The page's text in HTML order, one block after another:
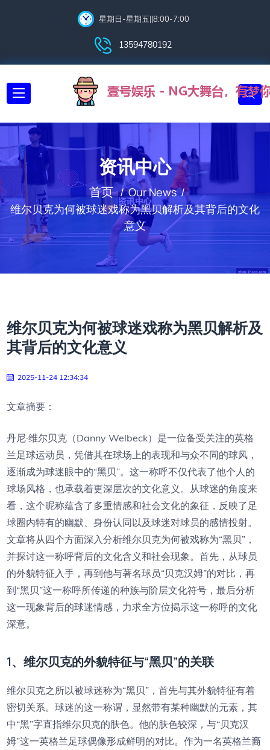
星期日-星期五||8:00-7:00
13594780192
资讯中心
首页
Our News
维尔贝克为何被球迷戏称为黑贝解析及其背后的文化
意义
维尔贝克为何被球迷戏称为黑贝解析及
其背后的文化意义
2025-11-24 12:34:34
文章摘要：
丹尼·维尔贝克（Danny Welbeck）是一位备受关注的英格
兰足球运动员，凭借其在球场上的表现和与众不同的球风，
逐渐成为球迷眼中的“黑贝”。这一称呼不仅代表了他个人的
球场风格，也承载着更深层次的文化意义。从球迷的角度来
看，这个昵称蕴含了多重情感和社会文化的象征，反映了足
球圈内特有的幽默、身份认同以及球迷对球员的感情投射。
文章将从四个方面深入分析维尔贝克为何被戏称为“黑贝”，
并探讨这一称呼背后的文化含义和社会现象。首先，从球员
的外貌特征入手，再到他与著名球员“贝克汉姆”的对比，再
到“黑贝”这一称呼所传递的种族与阶层文化符号，最后分析
这一现象背后的球迷情感，力求全方位揭示这一称呼的文化
深意。
1、维尔贝克的外貌特征与“黑贝”的关联
维尔贝克之所以被球迷称为“黑贝”，首先与其外貌特征有着
密切关系。球迷的这一称谓，显然带有某种幽默的元素，其
中“黑”字直指维尔贝克的肤色。他的肤色较深，与“贝克汉
姆”这一英格兰足球偶像形成鲜明的对比。作为一名英格兰裔